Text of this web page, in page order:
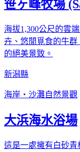
笹ヶ峰牧場
海拔1,300公尺的雲
卉、悠閒覓食的牛
的絕美景致。
新潟縣
海岸・沙灘自然景觀
大浜海水浴場
這是一處擁有白砂